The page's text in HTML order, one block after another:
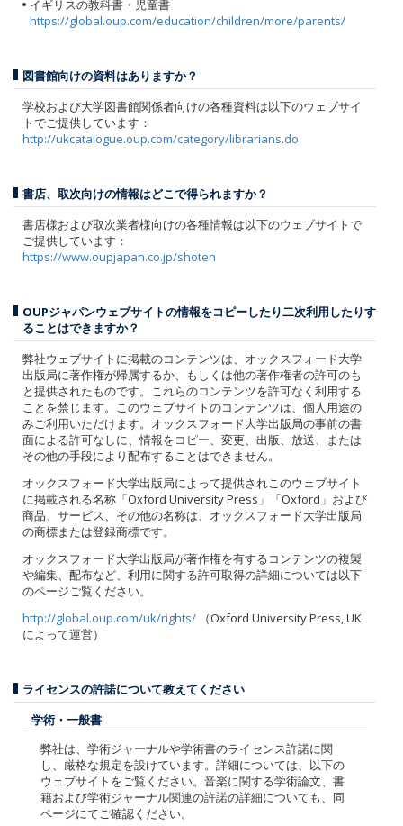
イギリスの教科書・児童書
https://global.oup.com/education/children/more/parents/
図書館向けの資料はありますか？
学校および大学図書館関係者向けの各種資料は以下のウェブサイ
トでご提供しています：
http://ukcatalogue.oup.com/category/librarians.do
書店、取次向けの情報はどこで得られますか？
書店様および取次業者様向けの各種情報は以下のウェブサイトで
ご提供しています：
https://www.oupjapan.co.jp/shoten
OUPジャパンウェブサイトの情報をコピーしたり二次利用したりす
ることはできますか？
弊社ウェブサイトに掲載のコンテンツは、オックスフォード大学
出版局に著作権が帰属するか、もしくは他の著作権者の許可のも
と提供されたものです。これらのコンテンツを許可なく利用する
ことを禁じます。このウェブサイトのコンテンツは、個人用途の
みご利用いただけます。オックスフォード大学出版局の事前の書
面による許可なしに、情報をコピー、変更、出版、放送、または
その他の手段により配布することはできません。
オックスフォード大学出版局によって提供されこのウェブサイト
に掲載される名称「Oxford University Press」「Oxford」および
商品、サービス、その他の名称は、オックスフォード大学出版局
の商標または登録商標です。
オックスフォード大学出版局が著作権を有するコンテンツの複製
や編集、配布など、利用に関する許可取得の詳細については以下
のページご覧ください。
http://global.oup.com/uk/rights/
（Oxford University Press, UK
によって運営）
ライセンスの許諾について教えてください
学術・一般書
弊社は、学術ジャーナルや学術書のライセンス許諾に関
し、厳格な規定を設けています。詳細については、以下の
ウェブサイトをご覧ください。音楽に関する学術論文、書
籍および学術ジャーナル関連の許諾の詳細についても、同
ページにてご確認ください。